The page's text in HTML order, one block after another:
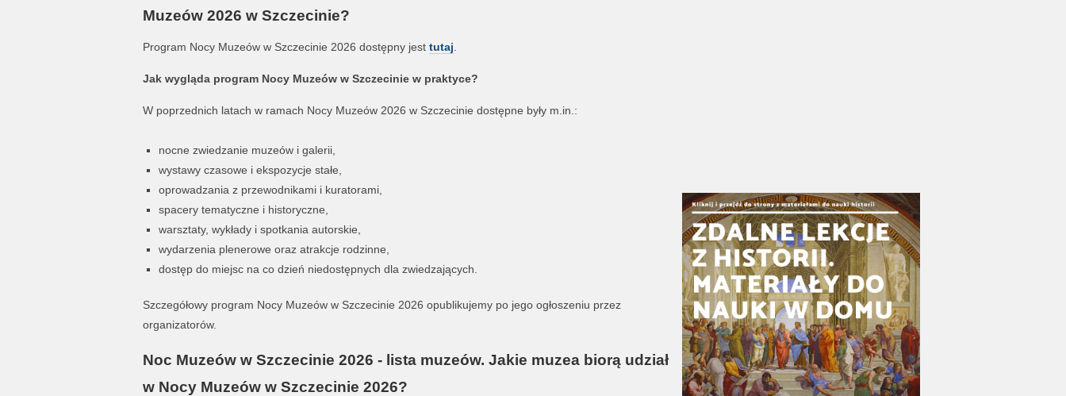
Muzeów 2026 w Szczecinie?
Program Nocy Muzeów w Szczecinie 2026 dostępny jest tutaj
Jak wygląda program Nocy Muzeów w Szczecinie w praktyce?
W poprzednich latach w ramach Nocy Muzeów 2026 w Szczecinie dostępne były m.in.:
nocne zwiedzanie muzeów i galerii,
wystawy czasowe i ekspozycje stałe,
oprowadzania z przewodnikami i kuratorami,
spacery tematyczne i historyczne,
warsztaty, wykłady i spotkania autorskie,
wydarzenia plenerowe oraz atrakcje rodzinne,
dostęp do miejsc na co dzień niedostępnych dla zwiedzających.
Szczegółowy program Nocy Muzeów w Szczecinie 2026 opublikujemy po jego ogłoszeniu przez
organizatorów.
Noc Muzeów w Szczecinie 2026 - lista muzeów. Jakie muzea biorą udział
w Nocy Muzeów w Szczecinie 2026?